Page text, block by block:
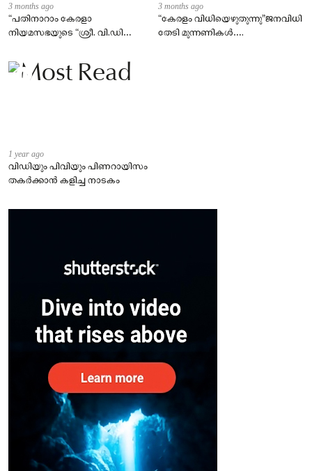
3 months ago
“പതിനാറാം കേരളാ
നിയമസഭയുടെ “ശ്രീ. വി.ഡി
മന്ത്രിസഭയുടെ സത്യപ്രതിജ്ഞാ
ചടങ്ങ്
3 months ago
“കേരളം വിധിയെഴുതുന്നു”ജനവിധി
തേടി മുന്നണികൾ….
1 year ago
വിഡിയും പിവിയും പിണറായിസം
തകർക്കാൻ കളിച്ച നാടകം